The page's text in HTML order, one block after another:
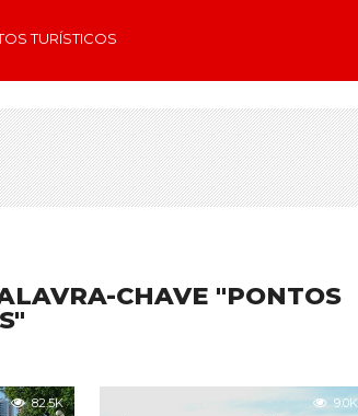
TURÍSTICOS
CHAVE "PONTOS
82.5K 9.0K